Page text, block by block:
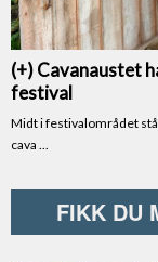
FIKK DU